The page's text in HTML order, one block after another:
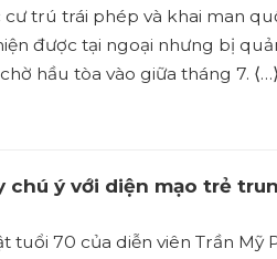
cư trú trái phép và khai man
được tại ngoại nhưng bị
hầu tòa vào giữa tháng 7. ⟨…⟩
chú ý với diện mạo trẻ
tuổi 70 của diễn viên Trần Mỹ